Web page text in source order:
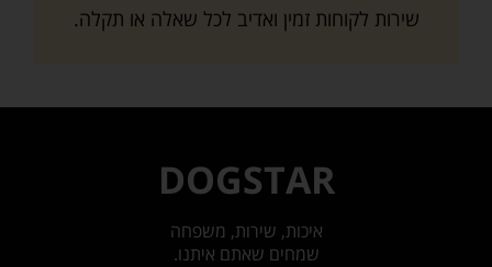
שירות לקוחות זמין ואדיב לכל שאלה או תקלה.
DOGSTAR
איכות, שירות, משפחה
שמחים שאתם איתנו.